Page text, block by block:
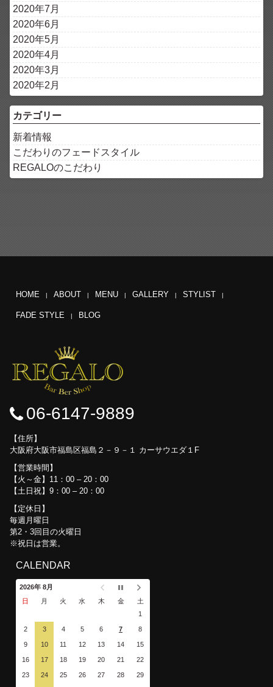
2020年7月
2020年6月
2020年5月
2020年4月
2020年3月
2020年2月
カテゴリー
新着情報
こだわりのフェードスタイル
REGALOのこだわり
HOME ABOUT MENU GALLERY STYLIST
FADE STYLE BLOG
06-6147-9889
住所
大阪府大阪市福島区福島２－９－１ カーサウエダ１F
営業時間
【火～金】11：00 – 20：00
【土日祝】9：00 – 20：00
定休日
毎週月曜日
第2・3回目の火曜日
※祝日は営業。
CALENDAR
2026年 8月
日
月 火 水 木 金
土
1
2 3 4 5 6 7 8
9 10 11 12 13 14 15
16 17 18 19 20 21 22
23 24 25 26 27 28 29